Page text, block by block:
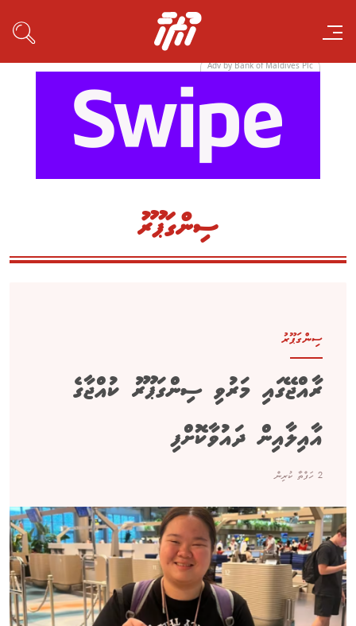
Adv by Bank of Maldives Plc
ސިންގަޕޫރު
ސިންގަޕޫރު
ރާއްޖޭގައި މަރުވި ސިންގަޕޫރު ކުއްޖާގެ
އާއިލާއިން ދައުވާކޮށްފި
2 ހަފްތާ ކުރިން